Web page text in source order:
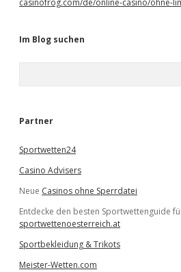
casinofrog.com/de/online-casino/ohne-
Im Blog suchen
e
Partner
Sportwetten24
Casino Advisers
Neue Casinos ohne Sperrdatei
Entdecke den besten Sportwettenguide
sportwettenoesterreich.at
Sportbekleidung & Trikots
Meister-Wetten.com